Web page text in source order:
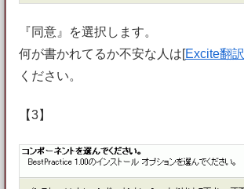
『同意』を選択します。
何が書かれてるか不安な人は[Excite翻訳
ください。
【3】